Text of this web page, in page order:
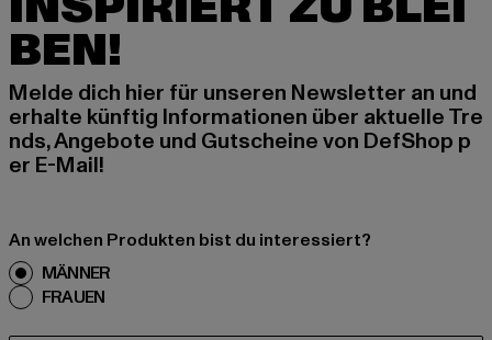
BEN!
Melde dich hier für unseren Newsletter an und
erhalte künftig Informationen über aktuelle Tre
nds, Angebote und Gutscheine von DefShop p
er E-Mail!
An welchen Produkten bist du interessiert?
MÄNNER
FRAUEN